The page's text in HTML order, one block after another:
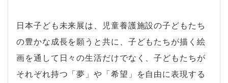
日本子ども未来展は、児童養護施設の子どもたち
の豊かな成長を願うと共に、子どもたちが描く絵
画を通して日々の生活だけでなく、子どもたちが
それぞれ持つ「夢」や「希望」を自由に表現する